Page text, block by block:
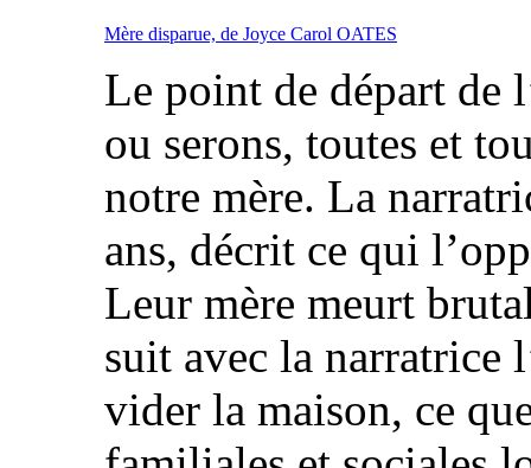
Mère disparue, de Joyce Carol OATES
Le point de départ de
ou serons, toutes et
notre mère. La
ans, décrit ce qui
Leur mère meurt
suit avec la narratrice
vider la maison, ce